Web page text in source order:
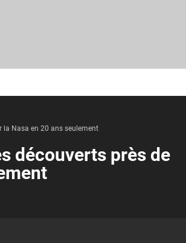
la Nasa en 20 ans seulement
découverts près de